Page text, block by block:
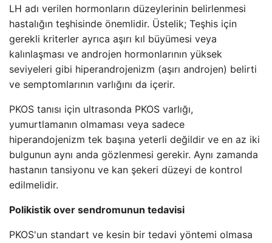
LH adı verilen hormonların düzeylerinin belirlenmesi
hastalığın teşhisinde önemlidir. Üstelik; Teşhis için
gerekli kriterler ayrıca aşırı kıl büyümesi veya
kalınlaşması ve androjen hormonlarının yüksek
seviyeleri gibi hiperandrojenizm (aşırı androjen) belirti
ve semptomlarının varlığını da içerir.
PKOS tanısı için ultrasonda PKOS varlığı,
yumurtlamanın olmaması veya sadece
hiperandojenizm tek başına yeterli değildir ve en az iki
bulgunun aynı anda gözlenmesi gerekir. Aynı zamanda
hastanın tansiyonu ve kan şekeri düzeyi de kontrol
edilmelidir.
Polikistik over sendromunun tedavisi
PKOS'un standart ve kesin bir tedavi yöntemi olmasa